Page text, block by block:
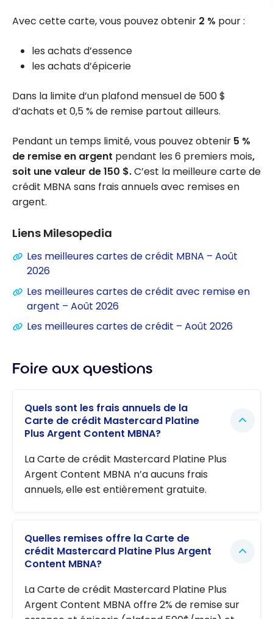
Avec cette carte, vous pouvez obtenir 2 % pour :
les achats d’essence
les achats d’épicerie
Dans la limite d’un plafond mensuel de 500 $
d’achats et 0,5 % de remise partout ailleurs.
Pendant un temps limité, vous pouvez obtenir 5 %
de remise en argent pendant les 6 premiers mois,
soit une valeur de 150 $.C’est la meilleure carte de
crédit MBNA sans frais annuels avec remises en
argent.
Liens Milesopedia
Les meilleures cartes de crédit MBNA – Août
2026
Les meilleures cartes de crédit avec remise en
argent – Août 2026
Les meilleures cartes de crédit – Août 2026
Foire aux questions
Quels sont les frais annuels de la
Carte de crédit Mastercard Platine
Plus Argent Content MBNA?
La Carte de crédit Mastercard Platine Plus
Argent Content MBNA n’a aucuns frais
annuels, elle est entièrement gratuite.
Quelles remises offre la Carte de
crédit Mastercard Platine Plus Argent
Content MBNA?
La Carte de crédit Mastercard Platine Plus
Argent Content MBNA offre 2% de remise sur